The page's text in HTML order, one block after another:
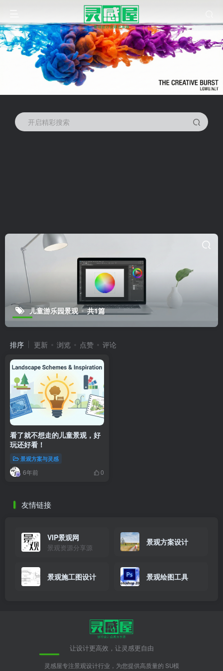
开启精彩搜索
儿童游乐园景观 共1篇
排序 更新 浏览 点赞 评论
看了就不想走的儿童景观，好
玩还好看！
景观方案与灵感
6年前 0
友情链接
VIP景观网
景观资源分享源
景观方案设计
景观施工图设计 景观绘图工具
让设计更高效，让灵感更自由
灵感屋专注景观设计行业，为您提供高质量的 SU模